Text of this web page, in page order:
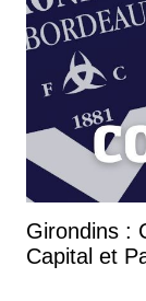
Girondins :
Capital et